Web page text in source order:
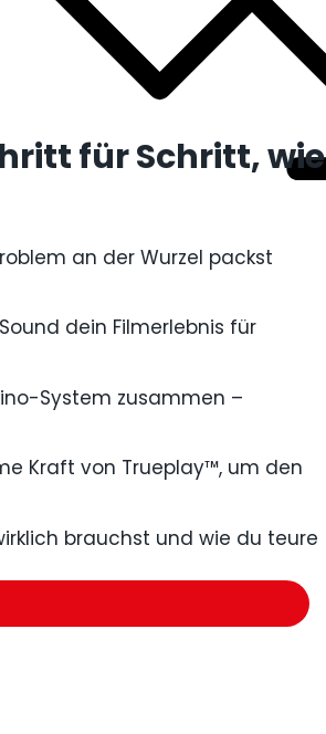
für Schritt, wie
an der Wurzel packst
dein Filmerlebnis für
System zusammen –
Kraft von Trueplay™, um den
brauchst und wie du teure